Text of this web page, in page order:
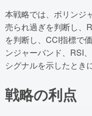
本戦略では、ボリンジ
売られ過ぎを判断し、
を判断し、CCI指標で
ンジャーバンド、RSI
シグナルを示したとき
戦略の利点